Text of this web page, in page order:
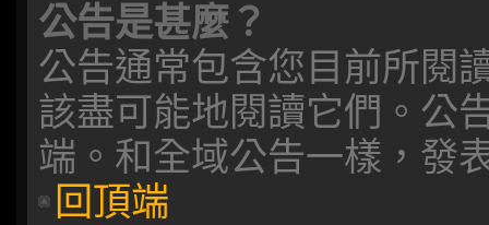
公告是甚麼？
公告通常包含您目前所閱
該盡可能地閱讀它們。公
端。和全域公告一樣，發
回頂端